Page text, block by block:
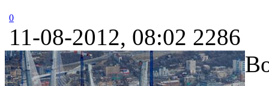
0
11-08-2012, 08:02 2286